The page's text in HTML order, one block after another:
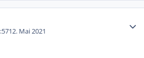
12. Mai 2021